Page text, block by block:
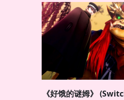
《好饿的谜姆》